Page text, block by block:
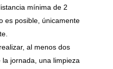
mínima de 2
es posible, únicamente
al menos dos
jornada, una limpieza